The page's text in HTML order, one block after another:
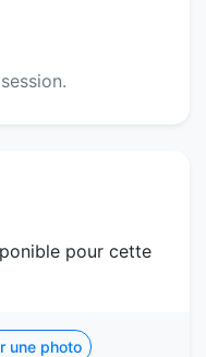
pour cette
une photo